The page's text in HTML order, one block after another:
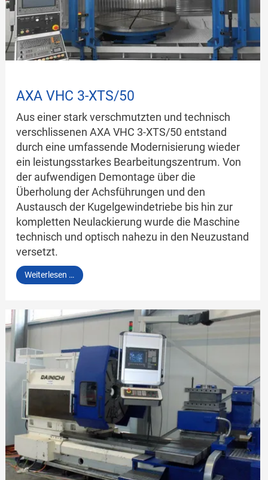
AXA VHC 3-XTS/50
Aus einer stark verschmutzten und technisch
verschlissenen AXA VHC 3-XTS/50 entstand
durch eine umfassende Modernisierung wieder
ein leistungsstarkes Bearbeitungszentrum. Von
der aufwendigen Demontage über die
Überholung der Achsführungen und den
Austausch der Kugelgewindetriebe bis hin zur
kompletten Neulackierung wurde die Maschine
technisch und optisch nahezu in den Neuzustand
versetzt.
Weiterlesen … AXA
XTS/50